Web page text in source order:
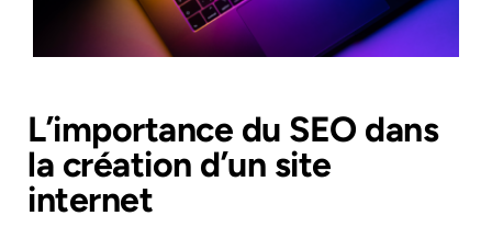
L’importance du SEO dans
la création d’un site
internet